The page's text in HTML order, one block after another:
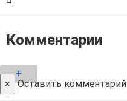
Комментарии
+
× Оставить комментарий